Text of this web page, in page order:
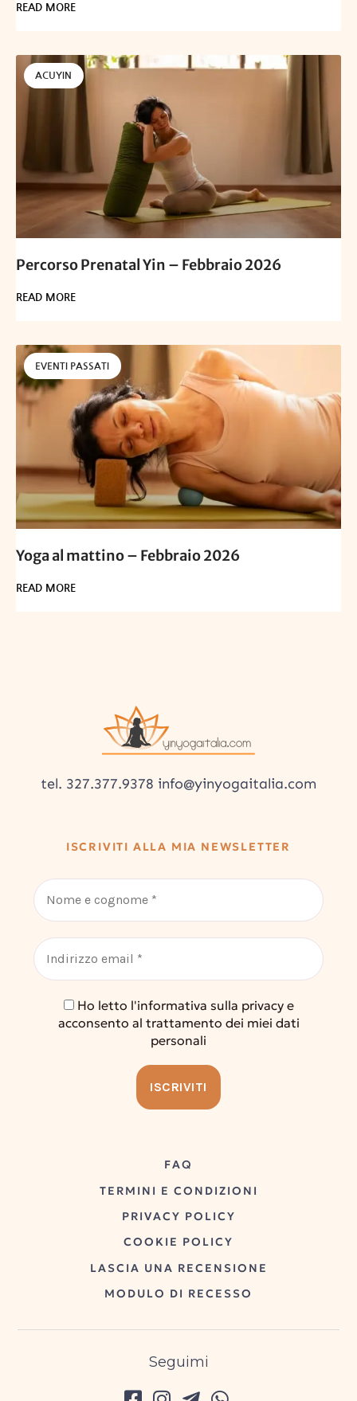
READ MORE
ACUYIN
Percorso Prenatal Yin – Febbraio 2026
READ MORE
EVENTI PASSATI
Yoga al mattino – Febbraio 2026
READ MORE
tel. 327.377.9378 info@yinyogaitalia.com
ISCRIVITI ALLA MIA NEWSLETTER
Ho letto l'informativa sulla privacy e
acconsento al trattamento dei miei dati
personali
FAQ
TERMINI E CONDIZIONI
PRIVACY POLICY
COOKIE POLICY
LASCIA UNA RECENSIONE
MODULO DI RECESSO
Seguimi